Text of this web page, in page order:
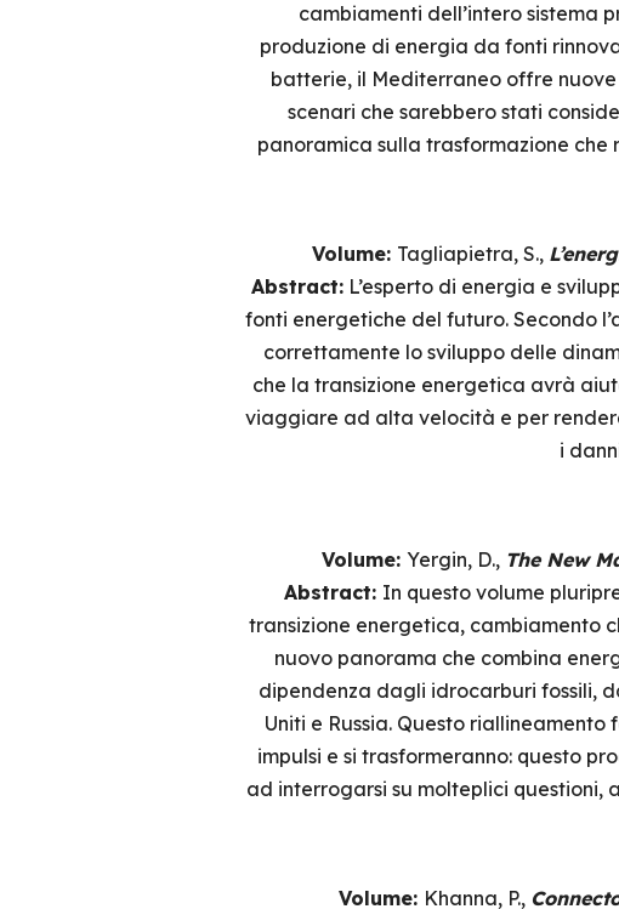
cambiamenti dell’intero sistema
produzione di energia da fonti
batterie, il Mediterraneo offre
scenari che sarebbero stati
panoramica sulla trasformazione che
Volume: Tagliapietra, S.,
Abstract:L’esperto di energia e
fonti energetiche del futuro. Secondo
correttamente lo sviluppo delle
che la transizione energetica avrà
viaggiare ad alta velocità e per
i
Volume: Yergin, D., The New
Abstract: In questo volume
transizione energetica, cambiamento
nuovo panorama che combina
dipendenza dagli idrocarburi fossili,
Uniti e Russia. Questo
impulsi e si trasformeranno: questo
ad interrogarsi su molteplici questioni,
Volume: Khanna, P.,